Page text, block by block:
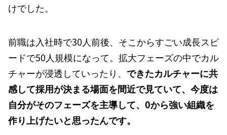
けでした。
前職は入社時で30人前後、そこからすごい成長スピ
ードで50人規模になって。拡大フェーズの中でカル
チャーが浸透していったり、 できたカルチャーに共
感して採用が決まる場面を間近で見ていて、今度は
自分がそのフェーズを主導して、0から強い組織を
作り上げたいと思ったんです。